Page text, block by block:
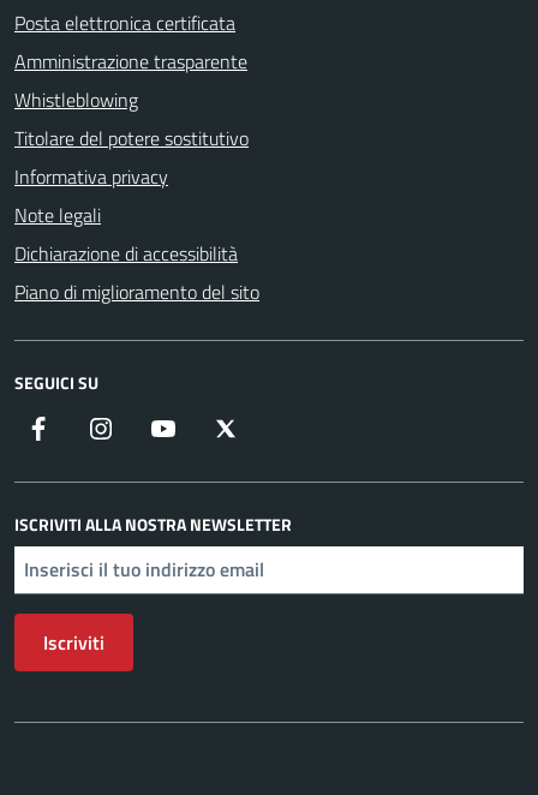
Posta elettronica certificata
Amministrazione trasparente
Whistleblowing
Titolare del potere sostitutivo
Informativa privacy
Note legali
Dichiarazione di accessibilità
Piano di miglioramento del sito
SEGUICI SU
Facebook Instagram YouTube
ISCRIVITI ALLA NOSTRA NEWSLETTER